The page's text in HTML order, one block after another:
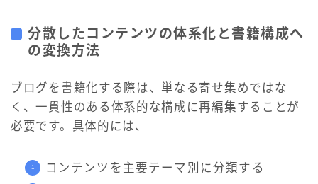
分散したコンテンツの体系化と書籍構成へ
の変換方法
ブログを書籍化する際は、単なる寄せ集めではな
く、一貫性のある体系的な構成に再編集することが
必要です。具体的には、
コンテンツを主要テーマ別に分類する